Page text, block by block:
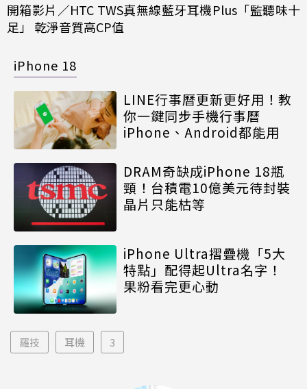
開箱影片／HTC TWS真無線藍牙耳機Plus「監聽味十
足」 乾淨音質高CP值
iPhone 18
LINE行事曆更新更好用！教
你一鍵同步手機行事曆
iPhone、Android都能用
DRAM奇缺成iPhone 18瓶
頸！台積電10億美元待封裝
晶片只能枯等
iPhone Ultra摺疊機「5大
特點」配得起Ultra名字！
果粉看完更心動
羅技 耳機 3